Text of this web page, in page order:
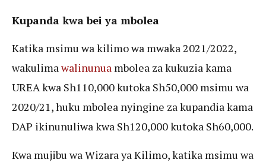
Kupanda kwa bei ya mbolea
Katika msimu wa kilimo wa mwaka 2021/2022,
wakulimawalinunua mbolea za kukuzia kama
UREA kwa Sh110,000 kutoka Sh50,000 msimu wa
2020/21, huku mbolea nyingine za kupandia kama
DAP ikinunuliwa kwa Sh120,000 kutoka Sh60,000.
Kwa mujibu wa Wizara ya Kilimo, katika msimu wa